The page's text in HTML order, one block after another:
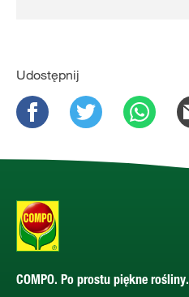
Udostępnij
COMPO. Po prostu piękne rośliny.